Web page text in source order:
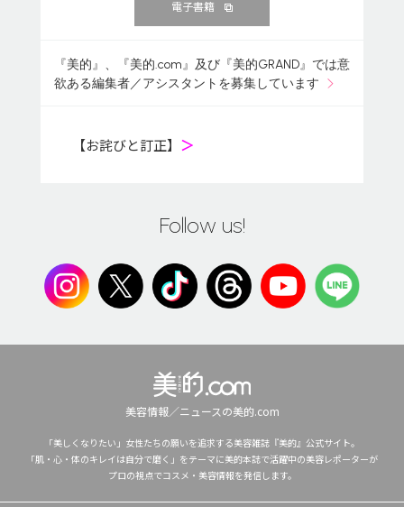
電子書籍
『美的』、『美的.com』及び『美的GRAND』では意
欲ある編集者／アシスタントを募集しています
【お詫びと訂正】 ＞
Follow us!
美容情報／ニュースの美的.com
「美しくなりたい」女性たちの願いを追求する美容雑誌『美的』公式サイト。
「肌・心・体のキレイは自分で磨く」をテーマに美的本誌で活躍中の美容レポーターが
プロの視点でコスメ・美容情報を発信します。